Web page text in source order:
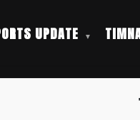
UPDATE